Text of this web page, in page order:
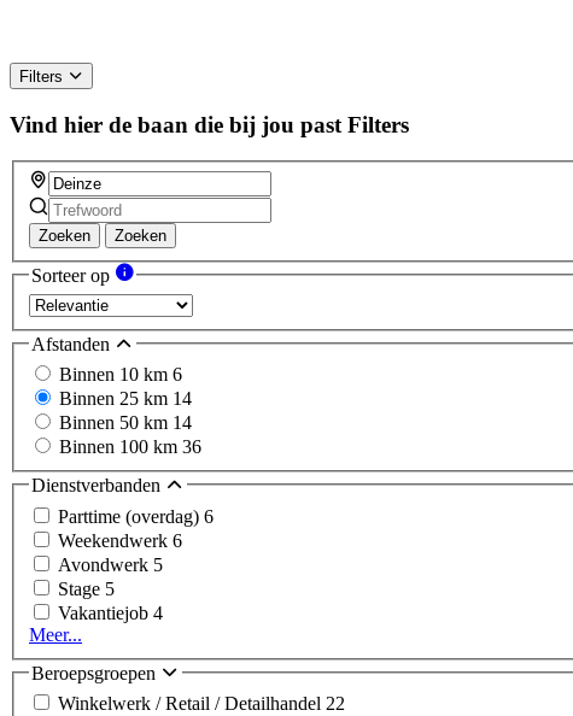
Filters
Vind hier de baan die bij jou past Filters
Zoeken Zoeken
Sorteer op
Afstanden
Binnen 10 km 6
Binnen 25 km 14
Binnen 50 km 14
Binnen 100 km 36
Dienstverbanden
Parttime (overdag) 6
Weekendwerk 6
Avondwerk 5
Stage 5
Vakantiejob 4
Meer...
Beroepsgroepen
Winkelwerk / Retail / Detailhandel 22